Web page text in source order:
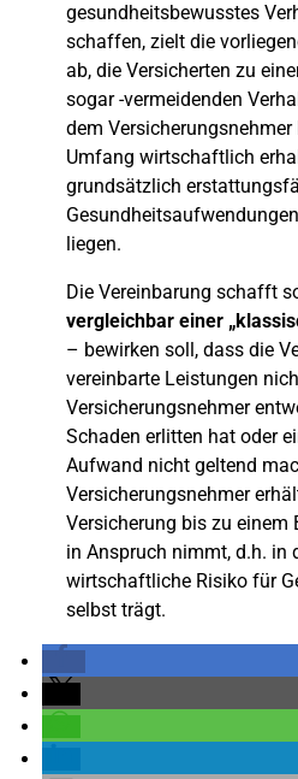
gesundheitsbewusstes
schaffen, zielt die
ab, die Versicherten zu
sogar -vermeidenden
dem
Umfang wirtschaftlich
grundsätzlich
liegen.
Die Vereinbarung schafft
vergleichbar einer
– bewirken soll, dass die
vereinbarte Leistungen
Versicherungsnehmer
Schaden erlitten hat oder
Aufwand nicht geltend
Versicherungsnehmer
Versicherung bis zu einem
in Anspruch nimmt, d.h. in
wirtschaftliche Risiko für
selbst trägt.